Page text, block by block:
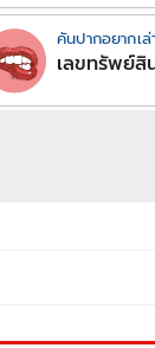
คันปากอยากเล่
เลขทรัพย์สิ